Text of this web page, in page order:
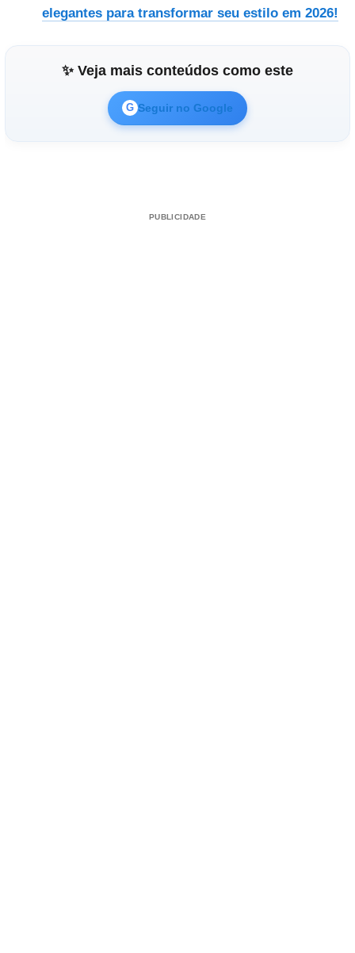
elegantes para transformar seu estilo em 2026!
✨ Veja mais conteúdos como este
G Seguir no Google
PUBLICIDADE